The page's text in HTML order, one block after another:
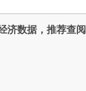
济数据，推荐查阅